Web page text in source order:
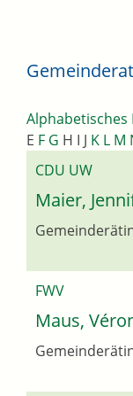
E F G H I J K L M
CDU UW
Maier,
FWV
Maus,